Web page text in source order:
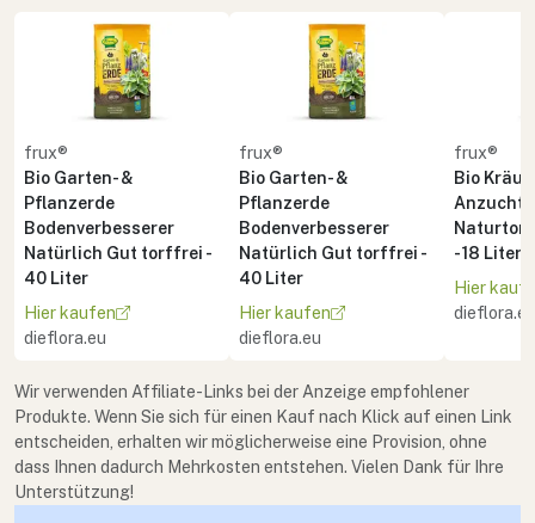
frux®
Bio Garten- &
Pflanzerde
Bodenverbesserer
Natürlich Gut torffrei -
40 Liter
Hier kaufen
dieflora.eu
frux®
Bio Garten- &
Pflanzerde
Bodenverbesserer
Natürlich Gut torffrei -
40 Liter
Hier kaufen
dieflora.eu
frux®
Bio
Naturton
- 18 Liter
Hier
dieflora.eu
Wir verwenden Affiliate-Links bei der Anzeige empfohlener
Produkte. Wenn Sie sich für einen Kauf nach Klick auf einen Link
entscheiden, erhalten wir möglicherweise eine Provision, ohne
dass Ihnen dadurch Mehrkosten entstehen. Vielen Dank für Ihre
Unterstützung!